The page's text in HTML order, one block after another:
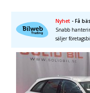
Nyhet - Få
Snabb
säljer